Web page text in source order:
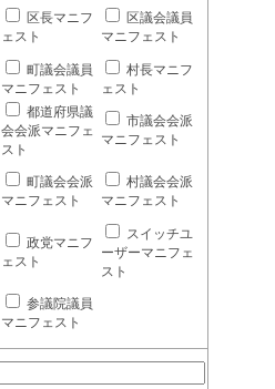
区長マニフ
ェスト
区議会議員
マニフェスト
町議会議員
マニフェスト
村長マニフ
ェスト
都道府県議
会会派マニフェ
スト
市議会会派
マニフェスト
町議会会派
マニフェスト
村議会会派
マニフェスト
政党マニフ
ェスト
スイッチユ
ーザーマニフェ
スト
参議院議員
マニフェスト